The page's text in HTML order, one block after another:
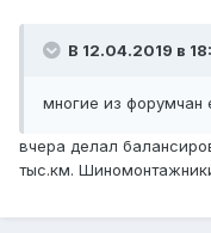
В 12.04.2019 в
многие из форумчан
вчера делал
тыс.км.